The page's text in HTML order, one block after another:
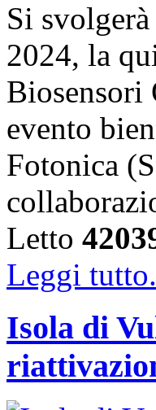
Si
2024, la
evento
Fotonica
Letto
Leggi
Isola di